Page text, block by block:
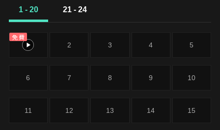
沈相不能悔婚，沈相夫人不願送自己的女兒去王府守
1 - 20 21 - 24
免費
1 2 3 4 5
6 7 8 9 10
11 12 13 14 15